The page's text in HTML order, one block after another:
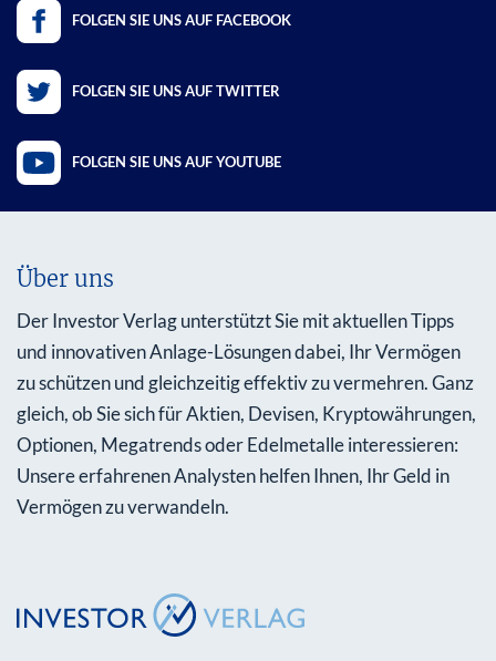
FOLGEN SIE UNS AUF FACEBOOK
FOLGEN SIE UNS AUF TWITTER
FOLGEN SIE UNS AUF YOUTUBE
Über uns
Der Investor Verlag unterstützt Sie mit aktuellen Tipps
und innovativen Anlage-Lösungen dabei, Ihr Vermögen
zu schützen und gleichzeitig effektiv zu vermehren. Ganz
gleich, ob Sie sich für Aktien, Devisen, Kryptowährungen,
Optionen, Megatrends oder Edelmetalle interessieren:
Unsere erfahrenen Analysten helfen Ihnen, Ihr Geld in
Vermögen zu verwandeln.